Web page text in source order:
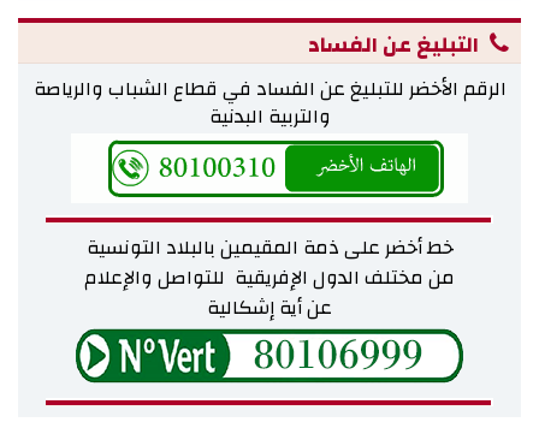
التبليغ عن الفساد
الرقم الأخضر للتبليغ عن الفساد في قطاع الشباب والرياصة
والتربية البدنية
خط أخضر على ذمة المقيمين بالبلاد التونسية
من مختلف الدول الإفريقية للتواصل والإعلام
عن أية إشكالية